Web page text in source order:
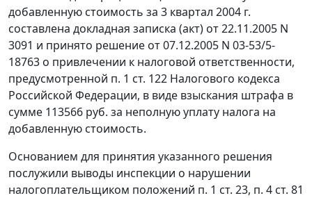
добавленную стоимость за 3 квартал 2004 г.
составлена докладная записка (акт) от 22.11.2005 N
3091 и принято решение от 07.12.2005 N 03-53/5-
18763 о привлечении к налоговой ответственности,
предусмотренной п. 1 ст. 122 Налогового кодекса
Российской Федерации, в виде взыскания штрафа в
сумме 113566 руб. за неполную уплату налога на
добавленную стоимость.
Основанием для принятия указанного решения
послужили выводы инспекции о нарушении
налогоплательщиком положений п. 1 ст. 23, п. 4 ст. 81